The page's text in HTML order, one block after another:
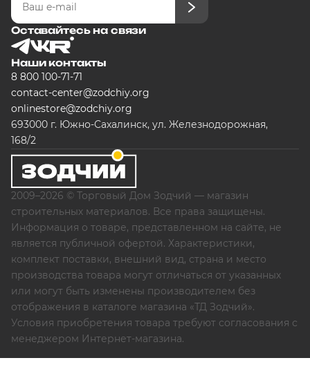
Оставайтесь на связи
Наши контакты
8 800 100-71-71
contact-center@zodchiy.org
onlinestore@zodchiy.org
693000 г. Южно-Сахалинск, ул. Железнодорожная,
168/2
2009–2026 © Торговый Дом Зодчий — магазин
строительных материалов. Все права защищены.
Информация о товаре, представленном на сайте, не
является публичной офертой. Характеристики,
комплект поставки, внешний вид, страна и место
производства товара могут отличаться от указанных
или могут быть изменены производителем без
отображения в каталоге магазина «ТД Зодчий».
Условия приобретения товара требуют согласования с
менеджером Интернет-магазина.